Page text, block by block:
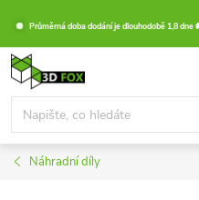
obsah
Průměrná doba dodání je dlouhodobě 1,8 dne
Náhradní díly